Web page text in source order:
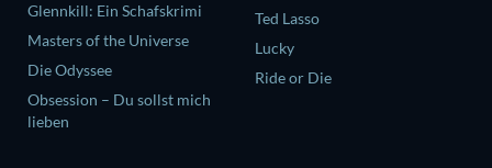
Glennkill: Ein Schafskrimi
Masters of the Universe
Die Odyssee
Obsession – Du sollst mich
lieben
Ted Lasso
Lucky
Ride or Die